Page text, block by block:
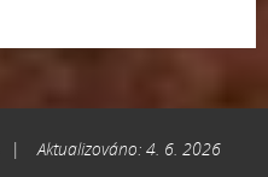
|
Aktualizováno: 4. 6. 2026